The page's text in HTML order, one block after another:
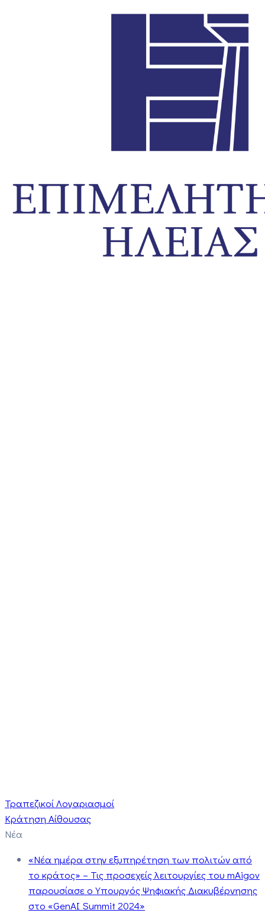
Τραπεζικοί Λογαριασμοί
Κράτηση Αίθουσας
Νέα
«Νέα ημέρα στην εξυπηρέτηση των πολιτών από
το κράτος» – Τις προσεχείς λειτουργίες του mAigov
παρουσίασε ο Υπουργός Ψηφιακής Διακυβέρνησης
στο «GenAI Summit 2024»